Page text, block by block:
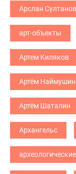
Арслан Султанов
арт-объекты
Артем Киляков
Артём Наймушин
Артём Шаталин
Архангельс